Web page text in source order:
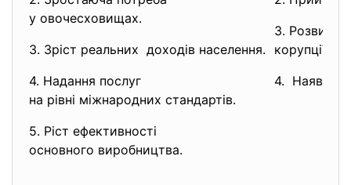
у овочесховищах.
3. Зріст реальних доходів населення.
4. Надання послуг
на рівні міжнародних стандартів.
5. Ріст ефективності
основного виробництва.
3.
корупції
4.